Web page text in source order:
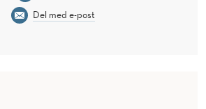
Del med e-post